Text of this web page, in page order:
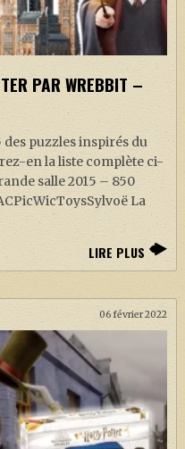
PAR WREBBIT –
puzzles inspirés du
en la liste complète ci-
salle 2015 – 850
La
LIRE PLUS
06 février 2022